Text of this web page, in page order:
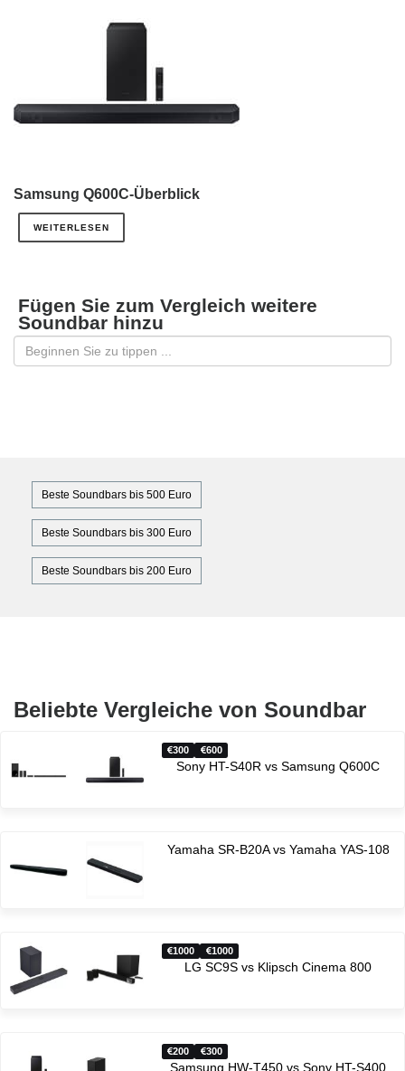
Samsung Q600C-Überblick
WEITERLESEN
Fügen Sie zum Vergleich weitere
Soundbar hinzu
Beste Soundbars bis 500 Euro
Beste Soundbars bis 300 Euro
Beste Soundbars bis 200 Euro
Beliebte Vergleiche von Soundbar
300 600
Sony HT-S40R vs Samsung Q600C
Yamaha SR-B20A vs Yamaha YAS-108
1000 1000
LG SC9S vs Klipsch Cinema 800
200 300
Samsung HW-T450 vs Sony HT-S400